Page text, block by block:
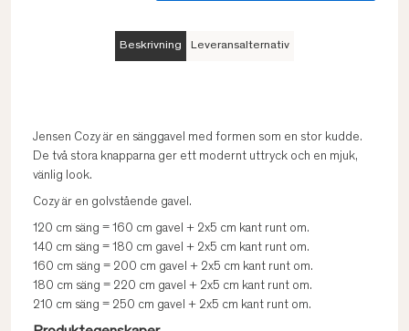
Beskrivning Leveransalternativ
Jensen Cozy är en sänggavel med formen som en stor kudde.
De två stora knapparna ger ett modernt uttryck och en mjuk,
vänlig look.
Cozy är en golvstående gavel.
120 cm säng = 160 cm gavel + 2x5 cm kant runt om.
140 cm säng = 180 cm gavel + 2x5 cm kant runt om.
160 cm säng = 200 cm gavel + 2x5 cm kant runt om.
180 cm säng = 220 cm gavel + 2x5 cm kant runt om.
210 cm säng = 250 cm gavel + 2x5 cm kant runt om.